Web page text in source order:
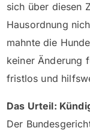
sich über diesen
Hausordnung
mahnte die
keiner Änderung
fristlos und
Das Urteil:
Der